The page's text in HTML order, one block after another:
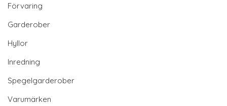
Förvaring
Garderober
Hyllor
Inredning
Spegelgarderober
Varumärken